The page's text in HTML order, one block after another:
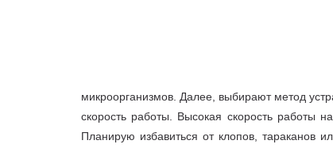
микроорганизмов. Далее, выбирают метод
скорость работы. Высокая скорость работы
Планирую избавиться от клопов, тараканов